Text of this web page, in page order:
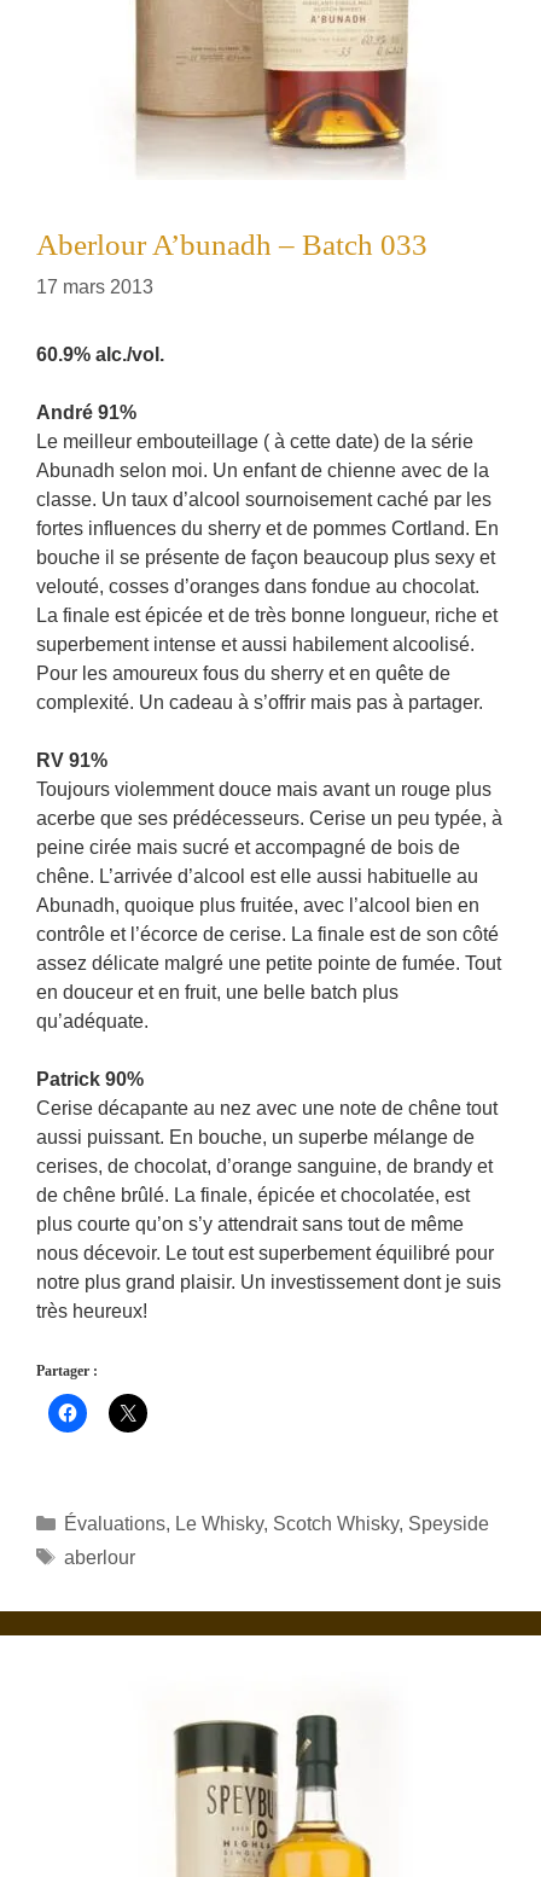
Aberlour A’bunadh – Batch 033
17 mars 2013
60.9% alc./vol.
André 91%
Le meilleur embouteillage ( à cette date) de la série
Abunadh selon moi. Un enfant de chienne avec de la
classe. Un taux d’alcool sournoisement caché par les
fortes influences du sherry et de pommes Cortland. En
bouche il se présente de façon beaucoup plus sexy et
velouté, cosses d’oranges dans fondue au chocolat.
La finale est épicée et de très bonne longueur, riche et
superbement intense et aussi habilement alcoolisé.
Pour les amoureux fous du sherry et en quête de
complexité. Un cadeau à s’offrir mais pas à partager.
RV 91%
Toujours violemment douce mais avant un rouge plus
acerbe que ses prédécesseurs. Cerise un peu typée, à
peine cirée mais sucré et accompagné de bois de
chêne. L’arrivée d’alcool est elle aussi habituelle au
Abunadh, quoique plus fruitée, avec l’alcool bien en
contrôle et l’écorce de cerise. La finale est de son côté
assez délicate malgré une petite pointe de fumée. Tout
en douceur et en fruit, une belle batch plus
qu’adéquate.
Patrick 90%
Cerise décapante au nez avec une note de chêne tout
aussi puissant. En bouche, un superbe mélange de
cerises, de chocolat, d’orange sanguine, de brandy et
de chêne brûlé. La finale, épicée et chocolatée, est
plus courte qu’on s’y attendrait sans tout de même
nous décevoir. Le tout est superbement équilibré pour
notre plus grand plaisir. Un investissement dont je suis
très heureux!
Partager :
Catégories
Évaluations, Le Whisky, Scotch Whisky, Speyside
Étiquettes
aberlour